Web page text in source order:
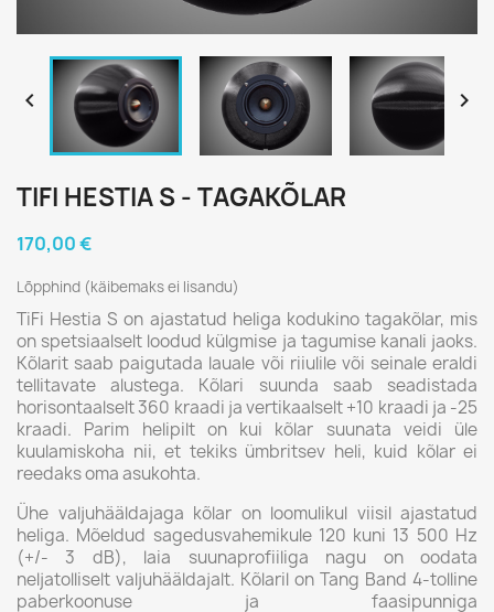
 
TIFI HESTIA S - TAGAKÕLAR
170,00 €
Lõpphind (käibemaks ei lisandu)
TiFi Hestia S on ajastatud heliga kodukino tagakõlar, mis
on spetsiaalselt loodud külgmise ja tagumise kanali jaoks.
Kõlarit saab paigutada lauale või riiulile või seinale eraldi
tellitavate alustega. Kõlari suunda saab seadistada
horisontaalselt 360 kraadi ja vertikaalselt +10 kraadi ja -25
kraadi. Parim helipilt on kui kõlar suunata veidi üle
kuulamiskoha nii, et tekiks ümbritsev heli, kuid kõlar ei
reedaks oma asukohta.
Ühe valjuhääldajaga kõlar on loomulikul viisil ajastatud
heliga. Mõeldud sagedusvahemikule 120 kuni 13 500 Hz
(+/- 3 dB), laia suunaprofiiliga nagu on oodata
neljatolliselt valjuhääldajalt. Kõlaril on Tang Band 4-tolline
paberkoonuse ja faasipunniga